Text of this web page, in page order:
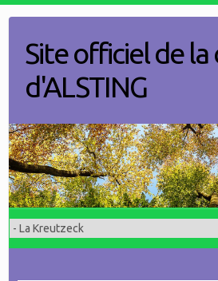
contentSite officiel de
d'ALSTING